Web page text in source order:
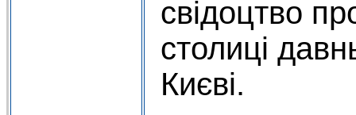
свідоцтво
столиці
Києві.